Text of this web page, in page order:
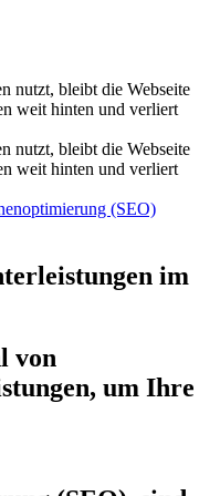
nutzt, bleibt die Webseite
weit hinten und verliert
nutzt, bleibt die Webseite
weit hinten und verliert
(SEO)
im
von
um Ihre